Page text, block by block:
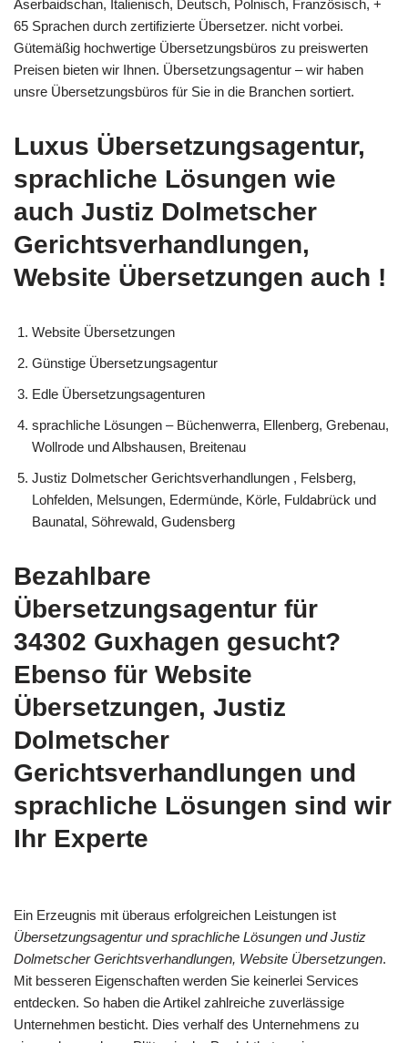
Aserbaidschan, Italienisch, Deutsch, Polnisch, Französisch, +
65 Sprachen durch zertifizierte Übersetzer. nicht vorbei.
Gütemäßig hochwertige Übersetzungsbüros zu preiswerten
Preisen bieten wir Ihnen. Übersetzungsagentur – wir haben
unsre Übersetzungsbüros für Sie in die Branchen sortiert.
Luxus Übersetzungsagentur,
sprachliche Lösungen wie
auch Justiz Dolmetscher
Gerichtsverhandlungen,
Website Übersetzungen auch !
Website Übersetzungen
Günstige Übersetzungsagentur
Edle Übersetzungsagenturen
sprachliche Lösungen – Büchenwerra, Ellenberg, Grebenau,
Wollrode und Albshausen, Breitenau
Justiz Dolmetscher Gerichtsverhandlungen , Felsberg,
Lohfelden, Melsungen, Edermünde, Körle, Fuldabrück und
Baunatal, Söhrewald, Gudensberg
Bezahlbare
Übersetzungsagentur für
34302 Guxhagen gesucht?
Ebenso für Website
Übersetzungen, Justiz
Dolmetscher
Gerichtsverhandlungen und
sprachliche Lösungen sind wir
Ihr Experte
Ein Erzeugnis mit überaus erfolgreichen Leistungen ist
Übersetzungsagentur und sprachliche Lösungen und Justiz
Dolmetscher Gerichtsverhandlungen, Website Übersetzungen.
Mit besseren Eigenschaften werden Sie keinerlei Services
entdecken. So haben die Artikel zahlreiche zuverlässige
Unternehmen besticht. Dies verhalf des Unternehmens zu